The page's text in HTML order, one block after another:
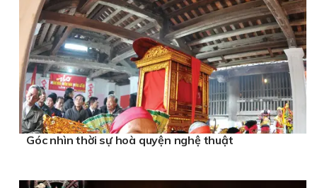
Góc nhìn thời sự hoà quyện nghệ thuật